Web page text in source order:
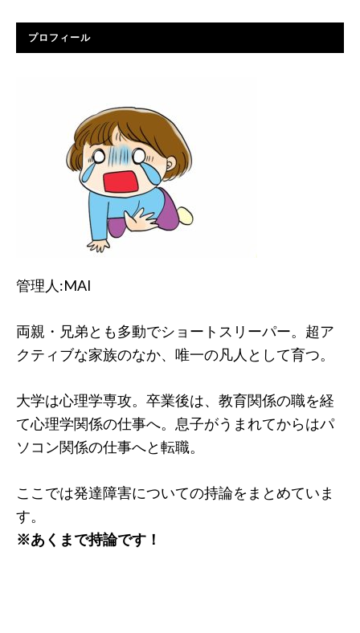
プロフィール
管理人:MAI
両親・兄弟とも多動でショートスリーパー。超ア
クティブな家族のなか、唯一の凡人として育つ。
大学は心理学専攻。卒業後は、教育関係の職を経
て心理学関係の仕事へ。息子がうまれてからはパ
ソコン関係の仕事へと転職。
ここでは発達障害についての持論をまとめていま
す。
※あくまで持論です！